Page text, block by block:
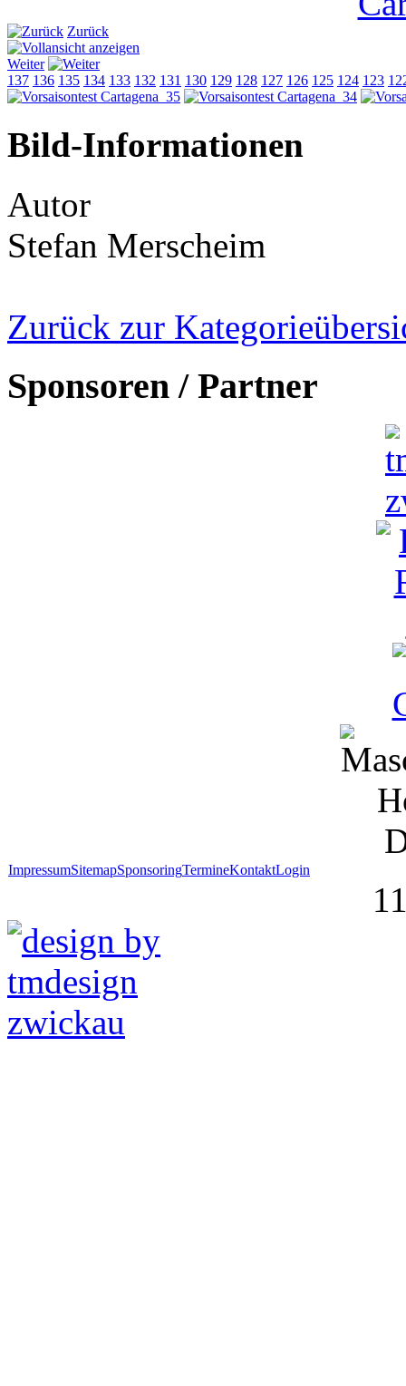
Zurück
Weiter
137 136 135 134 133 132 131 130 129 128 127 126 125 124 123
Bild-Informationen
Autor
Stefan Merscheim
Zurück zur
Sponsoren / Partner
ImpressumSitemapSponsoringTermineKontaktLogin